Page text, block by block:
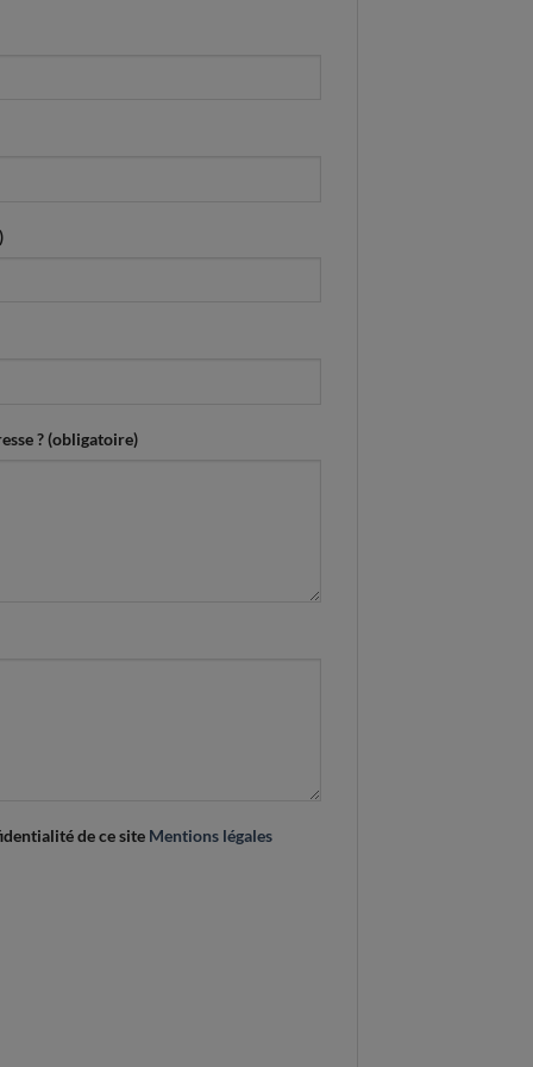
? (obligatoire)
de ce site Mentions légales